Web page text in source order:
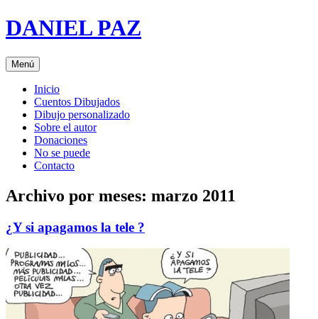
Saltar
al
DANIEL PAZ
Menú
Inicio
Cuentos Dibujados
Dibujo personalizado
Sobre el autor
Donaciones
No se puede
Contacto
Archivo por meses: marzo 2011
¿Y si apagamos la tele ?